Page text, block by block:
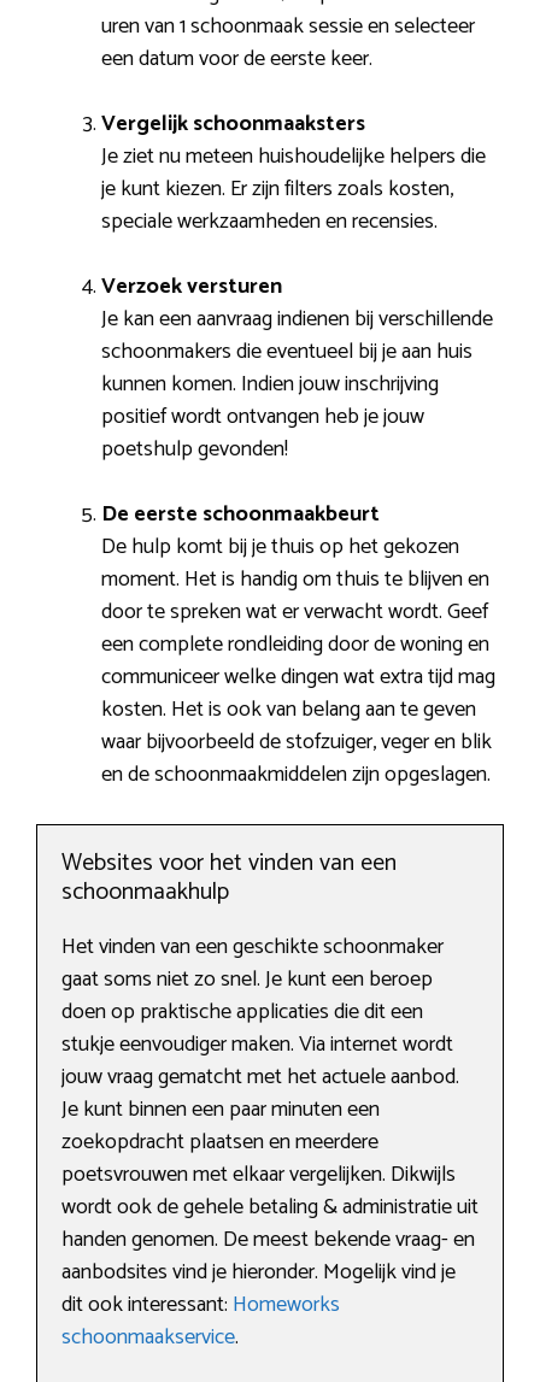
uren van 1 schoonmaak sessie en selecteer
een datum voor de eerste keer.
Vergelijk schoonmaaksters
Je ziet nu meteen huishoudelijke helpers die
je kunt kiezen. Er zijn filters zoals kosten,
speciale werkzaamheden en recensies.
Verzoek versturen
Je kan een aanvraag indienen bij verschillende
schoonmakers die eventueel bij je aan huis
kunnen komen. Indien jouw inschrijving
positief wordt ontvangen heb je jouw
poetshulp gevonden!
De eerste schoonmaakbeurt
De hulp komt bij je thuis op het gekozen
moment. Het is handig om thuis te blijven en
door te spreken wat er verwacht wordt. Geef
een complete rondleiding door de woning en
communiceer welke dingen wat extra tijd mag
kosten. Het is ook van belang aan te geven
waar bijvoorbeeld de stofzuiger, veger en blik
en de schoonmaakmiddelen zijn opgeslagen.
Websites voor het vinden van een
schoonmaakhulp
Het vinden van een geschikte schoonmaker
gaat soms niet zo snel. Je kunt een beroep
doen op praktische applicaties die dit een
stukje eenvoudiger maken. Via internet wordt
jouw vraag gematcht met het actuele aanbod.
Je kunt binnen een paar minuten een
zoekopdracht plaatsen en meerdere
poetsvrouwen met elkaar vergelijken. Dikwijls
wordt ook de gehele betaling & administratie uit
handen genomen. De meest bekende vraag- en
aanbodsites vind je hieronder. Mogelijk vind je
dit ook interessant: Homeworks
schoonmaakservice.